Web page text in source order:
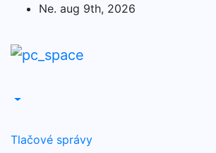
content
Ne. aug 9th, 2026
Tlačové správy